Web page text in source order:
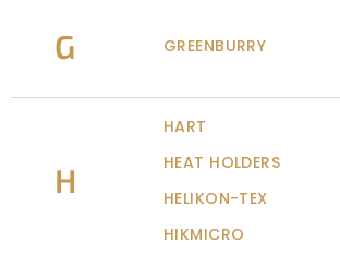
G GREENBURRY
H
HART
HEAT HOLDERS
HELIKON-TEX
HIKMICRO